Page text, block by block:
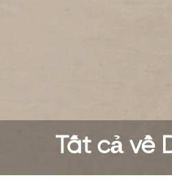
Tất cả về